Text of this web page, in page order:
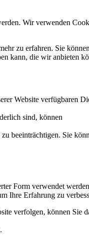
Wir verwenden
zu erfahren. Sie
kann, die wir anbieten
Website verfügbaren
sind, können
beeinträchtigen. Sie
Form verwendet
Ihre Erfahrung zu
verfolgen, können Sie